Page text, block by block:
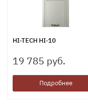
HI-TECH HI-10
19 785 руб.
Подробнее